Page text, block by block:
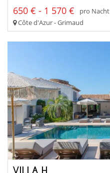
650 € - 1 570 €
pro Nacht
Côte d'Azur - Grimaud
VILLA H